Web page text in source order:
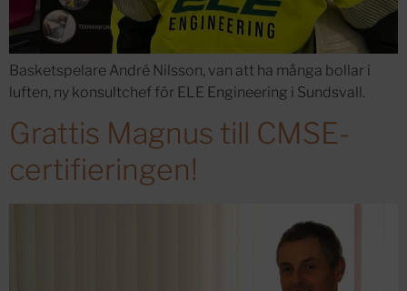
Basketspelare André Nilsson, van att ha många bollar i
luften, ny konsultchef för ELE Engineering i Sundsvall.
Grattis Magnus till CMSE-
certifieringen!